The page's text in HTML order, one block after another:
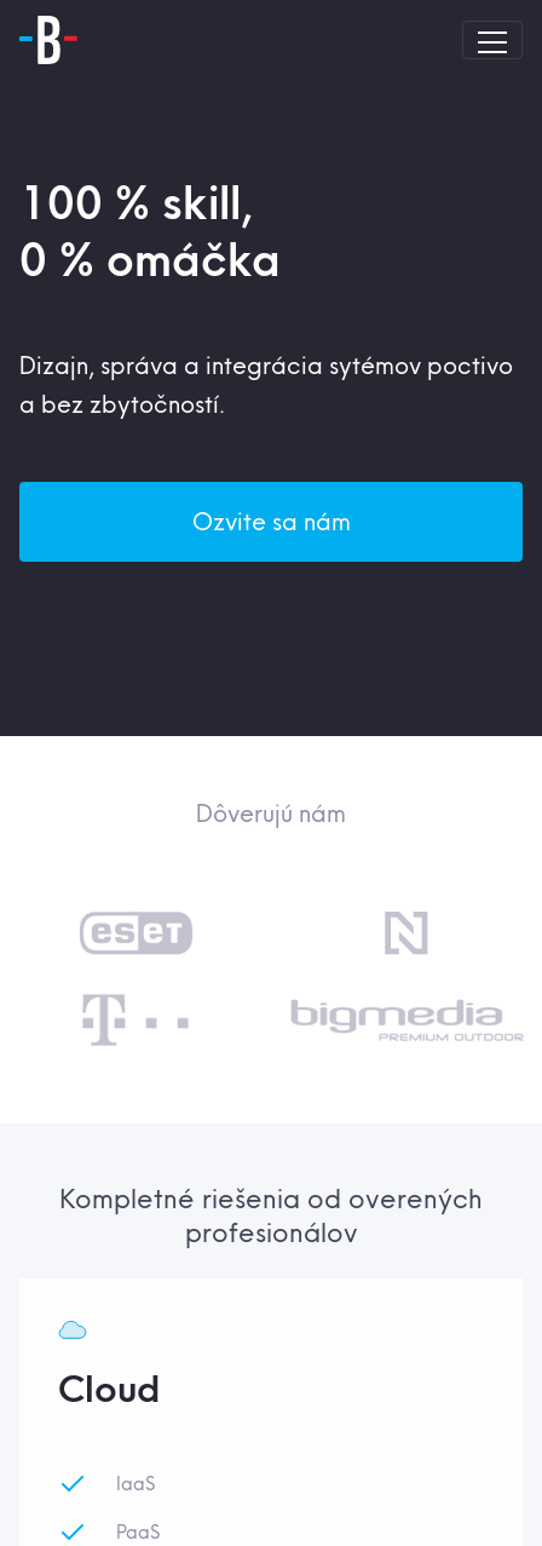
100 % skill,
0 % omáčka
Dizajn, správa a integrácia sytémov poctivo
a bez zbytočností.
Ozvite sa nám
Dôverujú nám
Kompletné riešenia od overených
profesionálov
Cloud
IaaS
PaaS